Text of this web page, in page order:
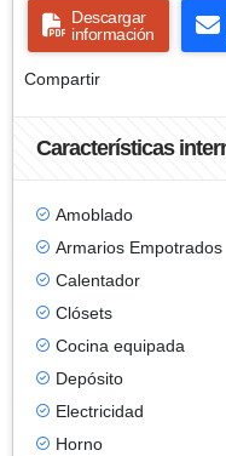
Descargar
información
Compartir
Características
Amoblado
Armarios Empotrados
Calentador
Clósets
Cocina equipada
Depósito
Electricidad
Horno